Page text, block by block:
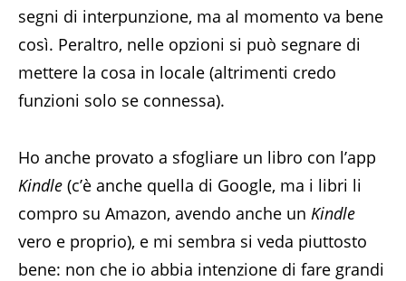
segni di interpunzione, ma al momento va bene
così. Peraltro, nelle opzioni si può segnare di
mettere la cosa in locale (altrimenti credo
funzioni solo se connessa).
Ho anche provato a sfogliare un libro con l’app
Kindle (c’è anche quella di Google, ma i libri li
compro su Amazon, avendo anche un Kindle
vero e proprio), e mi sembra si veda piuttosto
bene: non che io abbia intenzione di fare grandi